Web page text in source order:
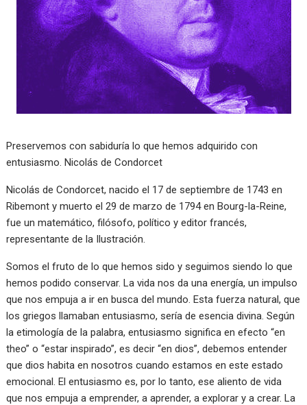
Preservemos con sabiduría lo que hemos adquirido con
entusiasmo. Nicolás de Condorcet
Nicolás de Condorcet, nacido el 17 de septiembre de 1743 en
Ribemont y muerto el 29 de marzo de 1794 en Bourg-la-Reine,
fue un matemático, filósofo, político y editor francés,
representante de la Ilustración.
Somos el fruto de lo que hemos sido y seguimos siendo lo que
hemos podido conservar. La vida nos da una energía, un impulso
que nos empuja a ir en busca del mundo. Esta fuerza natural, que
los griegos llamaban entusiasmo, sería de esencia divina. Según
la etimología de la palabra, entusiasmo significa en efecto “en
theo” o “estar inspirado”, es decir “en dios”, debemos entender
que dios habita en nosotros cuando estamos en este estado
emocional. El entusiasmo es, por lo tanto, ese aliento de vida
que nos empuja a emprender, a aprender, a explorar y a crear. La